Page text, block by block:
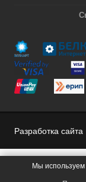
Разработка сайта
Мы